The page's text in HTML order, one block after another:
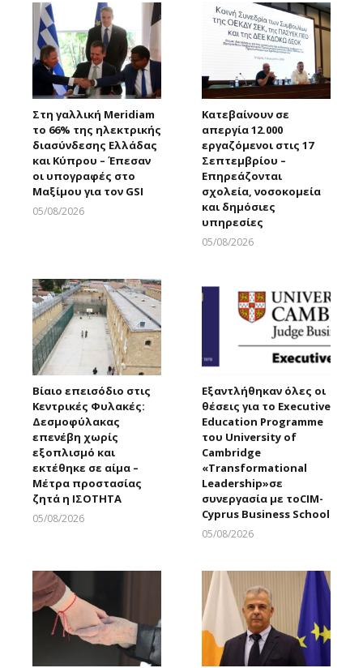
Στη γαλλική Meridiam
το 66% της ηλεκτρικής
διασύνδεσης Ελλάδας
και Κύπρου – Έπεσαν
οι υπογραφές στο
Μαξίμου για τον GSI
05/08/2026
Κατεβαίνουν σε
απεργία 12.000
εργαζόμενοι στις 17
Σεπτεμβρίου –
Επηρεάζονται
σχολεία, νοσοκομεία
και δημόσιες
υπηρεσίες
05/08/2026
Βίαιο επεισόδιο στις
Κεντρικές Φυλακές:
Δεσμοφύλακας
επενέβη χωρίς
εξοπλισμό και
εκτέθηκε σε αίμα –
Μέτρα προστασίας
ζητά η ΙΣΟΤΗΤΑ
05/08/2026
Εξαντλήθηκαν όλες οι
θέσεις για το Executive
Education Programme
του University of
Cambridge
«Transformational
Leadership»σε
συνεργασία με τοCIM-
Cyprus Business School
05/08/2026